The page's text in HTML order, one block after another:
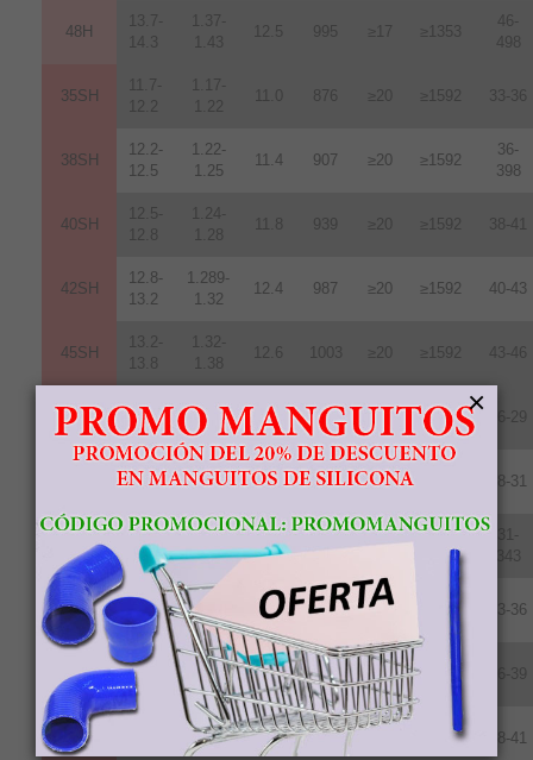
48H
13.7-
14.3
1.37-
1.43
12.5 995 ≥17 ≥1353
46-
498
35SH
11.7-
12.2
1.17-
1.22
11.0 876 ≥20 ≥1592 33-36
38SH
12.2-
12.5
1.22-
1.25
11.4 907 ≥20 ≥1592
36-
398
40SH
12.5-
12.8
1.24-
1.28
11.8 939 ≥20 ≥1592 38-41
42SH
12.8-
13.2
1.289-
1.32
12.4 987 ≥20 ≥1592 40-43
45SH
13.2-
13.8
1.32-
1.38
12.6 1003 ≥20 ≥1592 43-46
28UH
10.2-
10.8
1.02-
1.08
9.6 764 ≥25 ≥1990 26-29
10.8-
11.3
1.08-
1.13
10.2 812 ≥25 28-31
33UH
11.3-
11.7
1.13-
1.17
10.7 ≥25 ≥1990
31-
343
35UH
11.8-
12.2
1.18-
1.22
10.8 860 ≥25 ≥1990 33-36
38UH
12.2-
12.5
1.22-
1.25
11.0 876 ≥25 ≥1990 36-39
40UH
1.24-
1.28
11.3 899 ≥1990 38-41
×